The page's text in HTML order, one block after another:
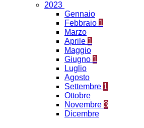
2023
Gennaio
Febbraio 1
Marzo
Aprile 1
Maggio
Giugno 1
Luglio
Agosto
Settembre 1
Ottobre
Novembre 3
Dicembre